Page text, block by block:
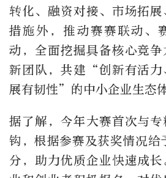
转化、融资对接、市场拓
措施外，推动赛赛联动、
动，全面挖掘具备核心竞争
新团队，共建“创新有活力
展有韧性”的中小企业生态体
据了解，今年大赛首次与
钩，根据参赛及获奖情况
分，助力优质企业快速成